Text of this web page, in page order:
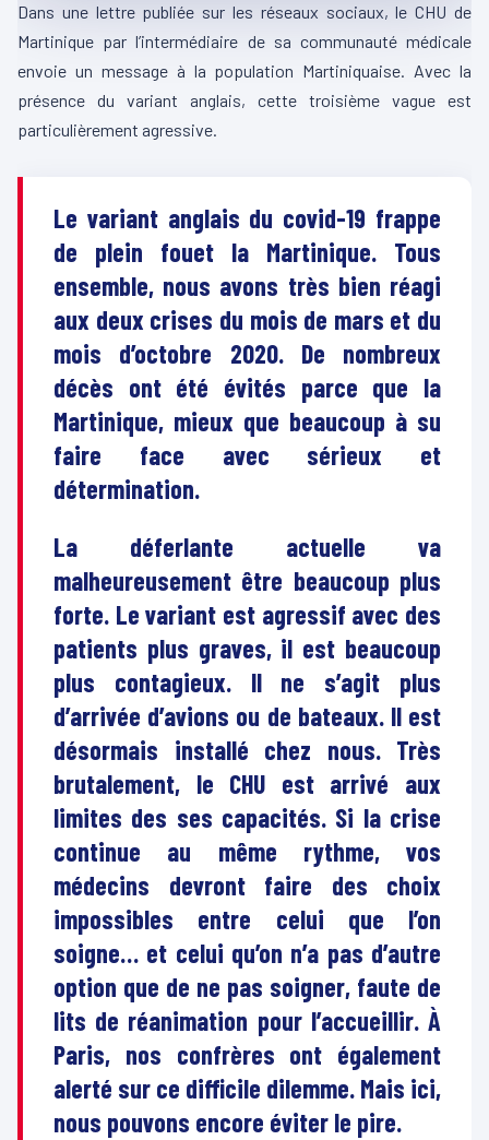
Dans une lettre publiée sur les réseaux sociaux, le CHU de
Martinique par l’intermédiaire de sa communauté médicale
envoie un message à la population Martiniquaise. Avec la
présence du variant anglais, cette troisième vague est
particulièrement agressive.
Le variant anglais du covid-19 frappe
de plein fouet la Martinique. Tous
ensemble, nous avons très bien réagi
aux deux crises du mois de mars et du
mois d’octobre 2020. De nombreux
décès ont été évités parce que la
Martinique, mieux que beaucoup à su
faire face avec sérieux et
détermination.
La déferlante actuelle va
malheureusement être beaucoup plus
forte. Le variant est agressif avec des
patients plus graves, il est beaucoup
plus contagieux. Il ne s’agit plus
d’arrivée d’avions ou de bateaux. Il est
désormais installé chez nous. Très
brutalement, le CHU est arrivé aux
limites des ses capacités. Si la crise
continue au même rythme, vos
médecins devront faire des choix
impossibles entre celui que l’on
soigne… et celui qu’on n’a pas d’autre
option que de ne pas soigner, faute de
lits de réanimation pour l’accueillir. À
Paris, nos confrères ont également
alerté sur ce difficile dilemme. Mais ici,
nous pouvons encore éviter le pire.